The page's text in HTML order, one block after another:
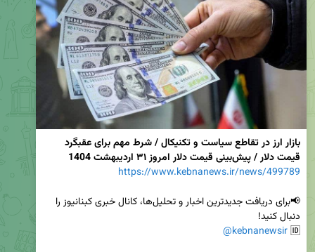
قیمت دلار / پیش‌بینی قیمت دلار امروز ۳۱ اردیبهشت 1404
https://www.kebnanews.ir/news/499789
🆔
@kebnanewsir